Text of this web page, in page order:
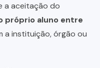
a aceitação do
próprio aluno entre
a instituição, órgão ou